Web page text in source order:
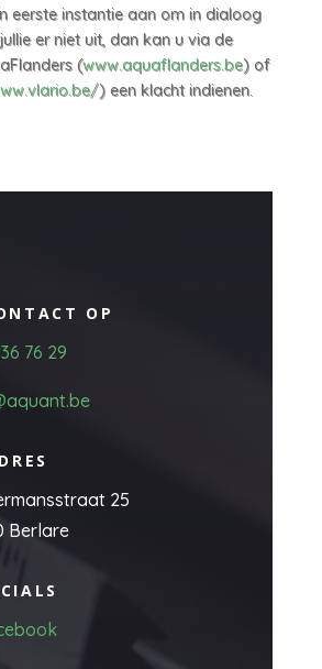
eerste instantie aan om in dialoog
er niet uit, dan kan u via de
(www.aquaflanders.be) of
) een klacht indienen.
OP
76 29
25
Berlare